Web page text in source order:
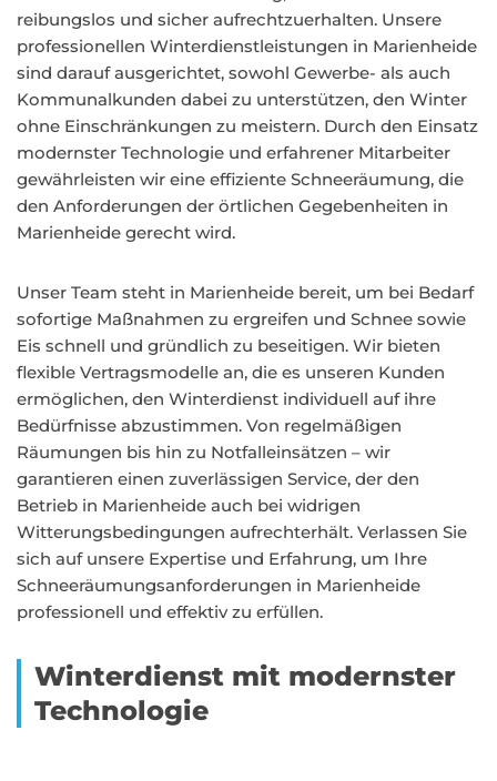
reibungslos und sicher aufrechtzuerhalten. Unsere
professionellen Winterdienstleistungen in Marienheide
sind darauf ausgerichtet, sowohl Gewerbe- als auch
Kommunalkunden dabei zu unterstützen, den Winter
ohne Einschränkungen zu meistern. Durch den Einsatz
modernster Technologie und erfahrener Mitarbeiter
gewährleisten wir eine effiziente Schneeräumung, die
den Anforderungen der örtlichen Gegebenheiten in
Marienheide gerecht wird.
Unser Team steht in Marienheide bereit, um bei Bedarf
sofortige Maßnahmen zu ergreifen und Schnee sowie
Eis schnell und gründlich zu beseitigen. Wir bieten
flexible Vertragsmodelle an, die es unseren Kunden
ermöglichen, den Winterdienst individuell auf ihre
Bedürfnisse abzustimmen. Von regelmäßigen
Räumungen bis hin zu Notfalleinsätzen – wir
garantieren einen zuverlässigen Service, der den
Betrieb in Marienheide auch bei widrigen
Witterungsbedingungen aufrechterhält. Verlassen Sie
sich auf unsere Expertise und Erfahrung, um Ihre
Schneeräumungsanforderungen in Marienheide
professionell und effektiv zu erfüllen.
Winterdienst mit modernster
Technologie